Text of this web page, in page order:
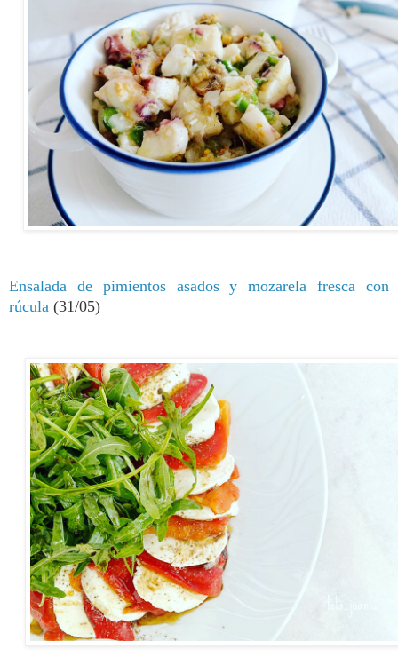
Ensalada de pimientos asados y mozarela fresca con
rúcula (31/05)